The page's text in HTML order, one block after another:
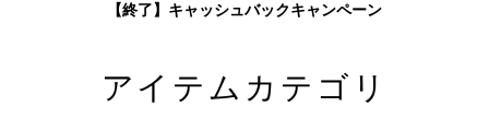
【終了】キャッシュバックキャンペーン
アイテムカテゴリ